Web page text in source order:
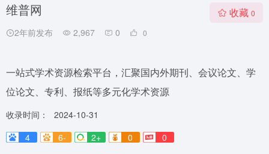
维普网
2年前发布 2,967 0 0
收藏 0
一站式学术资源检索平台，汇聚国内外期刊、会议论文、学
位论文、专利、报纸等多元化学术资源
收录时间：
2024-10-31
4
6- 2+ 0 0